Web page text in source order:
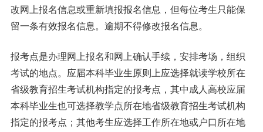
改网上报名信息或重新填报报名信息，但每位考生只能保
留一条有效报名信息。逾期不得修改报名信息。
报考点是办理网上报名和网上确认手续，安排考场，组织
考试的地点。应届本科毕业生原则上应选择就读学校所在
省级教育招生考试机构指定的报考点，其中成人高校应届
本科毕业生也可选择教学点所在地省级教育招生考试机构
指定的报考点；其他考生应选择工作所在地或户口所在地